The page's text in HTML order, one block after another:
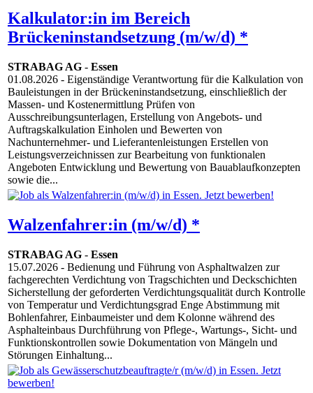
Kalkulator:in im Bereich
Brückeninstandsetzung (m/w/d) *
STRABAG AG - Essen
01.08.2026 - Eigenständige Verantwortung für die Kalkulation von
Bauleistungen in der Brückeninstandsetzung, einschließlich der
Massen- und Kostenermittlung Prüfen von
Ausschreibungsunterlagen, Erstellung von Angebots- und
Auftragskalkulation Einholen und Bewerten von
Nachunternehmer- und Lieferantenleistungen Erstellen von
Leistungsverzeichnissen zur Bearbeitung von funktionalen
Angeboten Entwicklung und Bewertung von Bauablaufkonzepten
sowie die...
Walzenfahrer:in (m/w/d) *
STRABAG AG - Essen
15.07.2026 - Bedienung und Führung von Asphaltwalzen zur
fachgerechten Verdichtung von Tragschichten und Deckschichten
Sicherstellung der geforderten Verdichtungsqualität durch Kontrolle
von Temperatur und Verdichtungsgrad Enge Abstimmung mit
Bohlenfahrer, Einbaumeister und dem Kolonne während des
Asphalteinbaus Durchführung von Pflege-, Wartungs-, Sicht- und
Funktionskontrollen sowie Dokumentation von Mängeln und
Störungen Einhaltung...